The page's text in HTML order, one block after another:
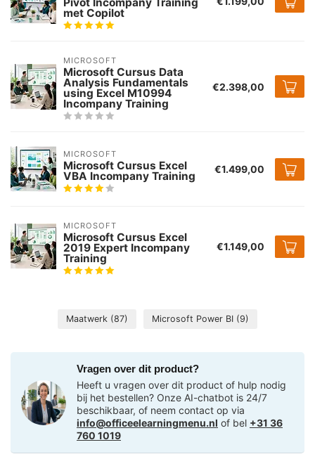
met Copilot
MICROSOFT
Microsoft Cursus Data
Analysis Fundamentals
using Excel M10994
Incompany Training
€2.398,00
MICROSOFT
Microsoft Cursus Excel
VBA Incompany Training €1.499,00
MICROSOFT
Microsoft Cursus Excel
2019 Expert Incompany
Training
€1.149,00
Maatwerk (87) Microsoft Power BI (9)
Vragen over dit product?
Heeft u vragen over dit product of hulp nodig
bij het bestellen? Onze AI-chatbot is 24/7
beschikbaar, of neem contact op via
info@officeelearningmenu.nl of bel +31 36
760 1019